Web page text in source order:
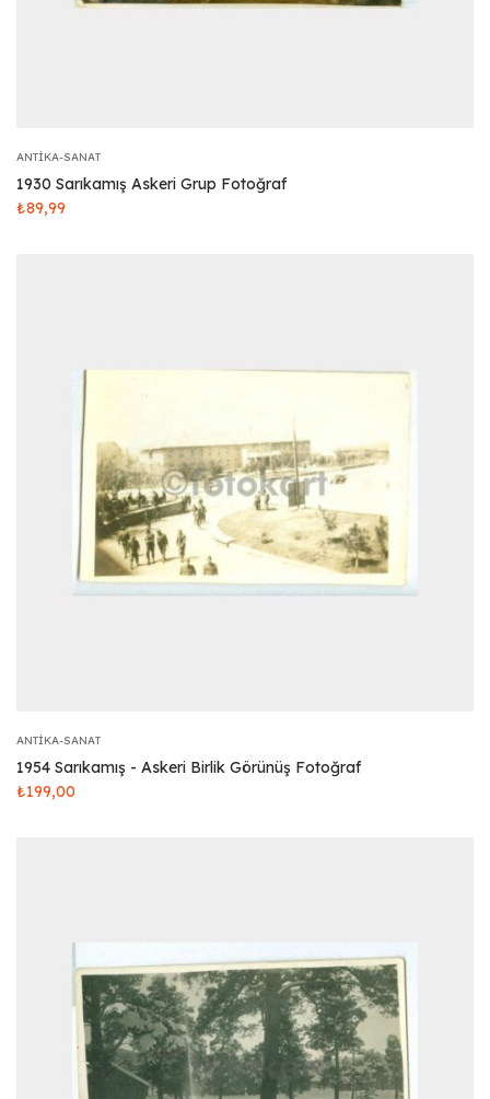
ANTIKA-SANAT
1930 Sarıkamış Askeri Grup Fotoğraf
₺89,99
ANTIKA-SANAT
1954 Sarıkamış - Askeri Birlik Görünüş Fotoğraf
₺199,00